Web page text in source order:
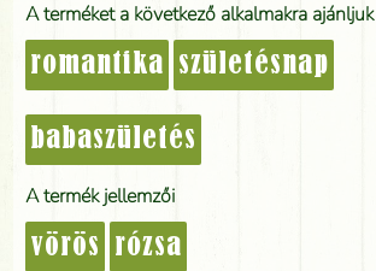
A terméket a következő alkalmakra ajánljuk
romantika születésnap
babaszületés
A termék jellemzői
vörös rózsa